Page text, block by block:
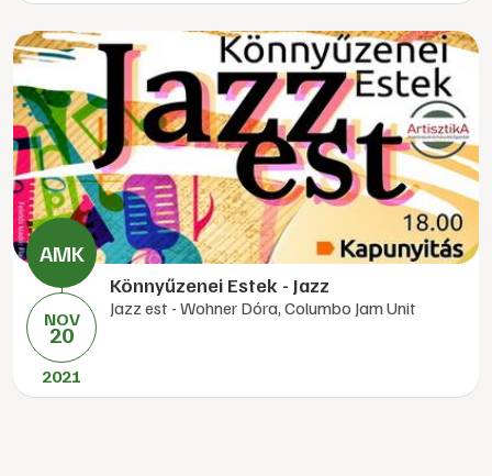
NOV
20
2021
Könnyűzenei Estek - Jazz
Jazz est - Wohner Dóra, Columbo Jam Unit